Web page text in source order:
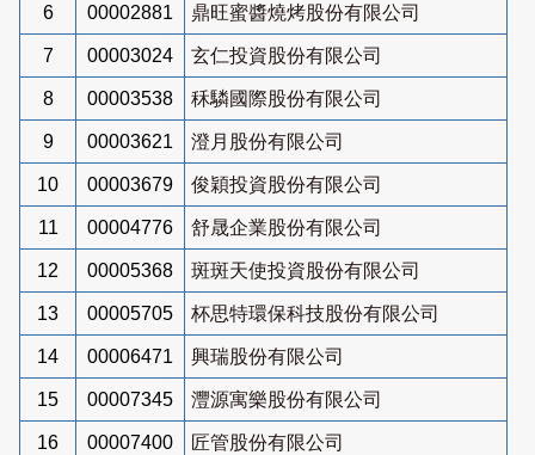
6 00002881 鼎旺蜜醬燒烤股份有限公司
7 00003024 玄仁投資股份有限公司
8 00003538 秝驎國際股份有限公司
9 00003621 澄月股份有限公司
10 00003679 俊穎投資股份有限公司
11 00004776 舒晟企業股份有限公司
12 00005368 斑斑天使投資股份有限公司
13 00005705 杯思特環保科技股份有限公司
14 00006471 興瑞股份有限公司
15 00007345 灃源寓樂股份有限公司
16 00007400 匠管股份有限公司